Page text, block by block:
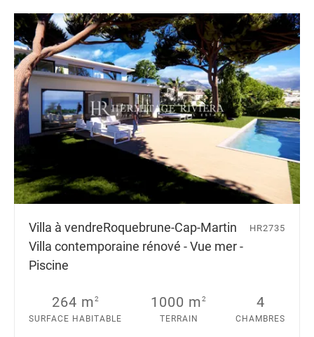
Villa à vendreRoquebrune-Cap-Martin
Villa contemporaine rénové - Vue mer -
Piscine
HR2735
264 m2
SURFACE HABITABLE
1000 m2
TERRAIN
4
CHAMBRES